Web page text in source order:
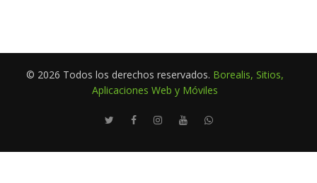
© 2026 Todos los derechos reservados. Borealis, Sitios,
Aplicaciones Web y Móviles